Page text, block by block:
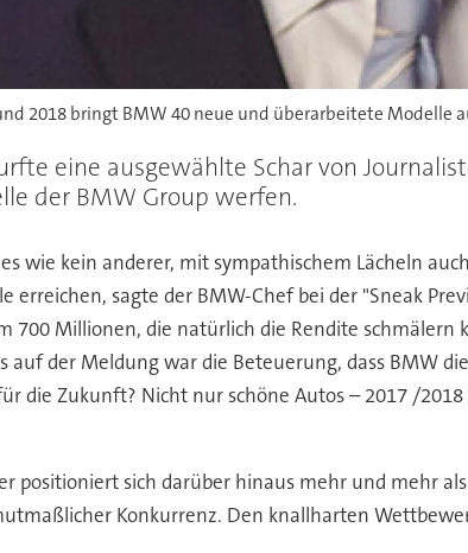
2018 bringt BMW 40 neue und überarbeitete Modelle
eine ausgewählte Schar von
der BMW Group werfen.
wie kein anderer, mit sympathischem Lächeln
erreichen, sagte der BMW-Chef bei der "Sneak
700 Millionen, die natürlich die Rendite
auf der Meldung war die Beteuerung, dass BMW
die Zukunft? Nicht nur schöne Autos – 2017 /
positioniert sich darüber hinaus mehr und mehr
Konkurrenz. Den knallharten